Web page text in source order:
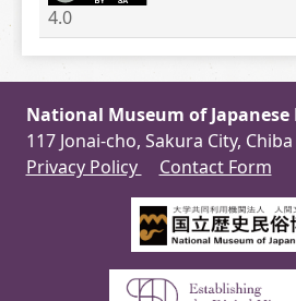
4.0
National Museum of Japanese
117 Jonai-cho, Sakura City,
Privacy Policy
Contact Form